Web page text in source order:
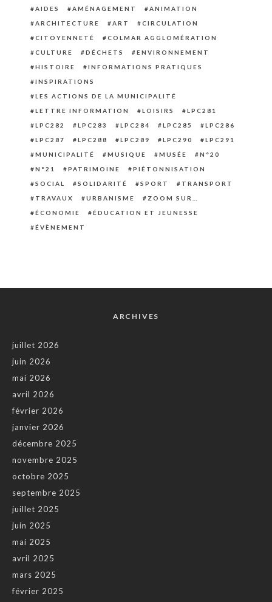
AIDES AMÉNAGEMENT
ANIMATION
ARCHITECTURE
ART
CIRCULATION
CITOYENNETÉ
COLMAR AGGLOMÉRATION
CULTURE
DÉCHETS
ENVIRONNEMENT
HISTOIRE
INFORMATIONS PRATIQUES
INSPIRATIONS
LES ACTIONS DE LA MUNICIPALITÉ
LETTRE INFORMATION
LOISIRS
LPC281
LPC282
LPC283 LPC284 LPC285
LPC286
LPC287
LPC288 LPC289 LPC290
LPC291
MUNICIPALITÉ
MUSIQUE MUSÉE
N°20
N°21
PATRIMOINE
PIÉTONNISATION
SOCIAL
SOLIDARITÉ SPORT
TRANSPORT
TRAVAUX
URBANISME
ZOOM SUR…
ÉCONOMIE
ÉDUCATION ET JEUNESSE
ÉVÈNEMENT
ARCHIVES
juillet 2026
juin 2026
mai 2026
avril 2026
février 2026
janvier 2026
décembre 2025
novembre 2025
octobre 2025
septembre 2025
juillet 2025
juin 2025
mai 2025
avril 2025
mars 2025
février 2025